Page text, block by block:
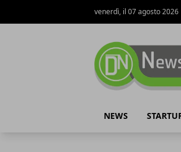
venerdì, il 07 agosto 2026
NEWS